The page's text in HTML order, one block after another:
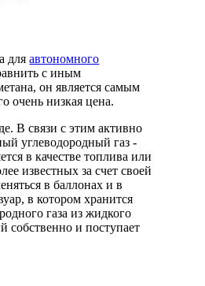
дляавтономного
с иным
он является самым
очень низкая цена.
В связи с этим активно
углеводородный газ -
в качестве топлива или
известных за счет своей
в баллонах и в
в котором хранится
газа из жидкого
собственно и поступает